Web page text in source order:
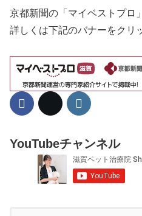
京都新聞の「マイベストプロ
詳しくは下記のバナーをクリ
YouTubeチャンネル